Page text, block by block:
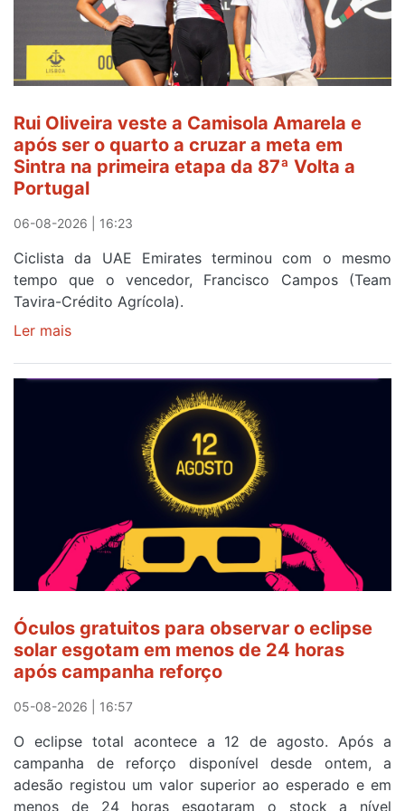
Amarela
ao
da
etapa
da
Volta
a
Portugal
Rui Oliveira veste a Camisola Amarela e
após ser o quarto a cruzar a meta em
Sintra na primeira etapa da 87ª Volta a
Portugal
06-08-2026 | 16:23
Ciclista da UAE Emirates terminou com o mesmo
tempo que o vencedor, Francisco Campos (Team
Tavira-Crédito Agrícola).
Ler mais
ser
o
quarto
a
a
meta
em
Sintra
primeira
etapa
da
Óculos gratuitos para observar o eclipse
solar esgotam em menos de 24 horas
após campanha reforço
05-08-2026 | 16:57
O eclipse total acontece a 12 de agosto. Após a
campanha de reforço disponível desde ontem, a
adesão registou um valor superior ao esperado e em
menos de 24 horas esgotaram o stock a nível